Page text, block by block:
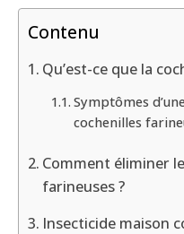
Contenu
Qu’est-ce que la
Symptômes
cochenilles
Comment éliminer
farineuses ?
Insecticide maison